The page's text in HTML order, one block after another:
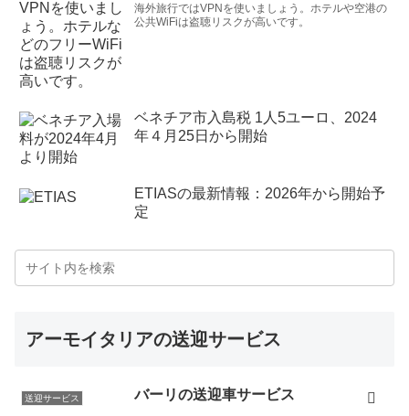
海外旅行ではVPNを使いましょう。ホテルや空港の
公共WiFiは盗聴リスクが高いです。
ベネチア市入島税 1人5ユーロ、2024
年４月25日から開始
ETIASの最新情報：2026年から開始予
定
アーモイタリアの送迎サービス
送迎サービス バーリの送迎車サービス